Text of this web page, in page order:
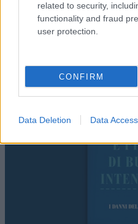
related to security,
functionality and fraud
user protection.
CONFIRM
Data Deletion Data Access